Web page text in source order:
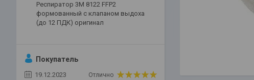
Респиратор 3М 8122 FFP2
формованный с клапаном выдоха
(до 12 ПДК) оригинал
Покупатель
19.12.2023 Отлично